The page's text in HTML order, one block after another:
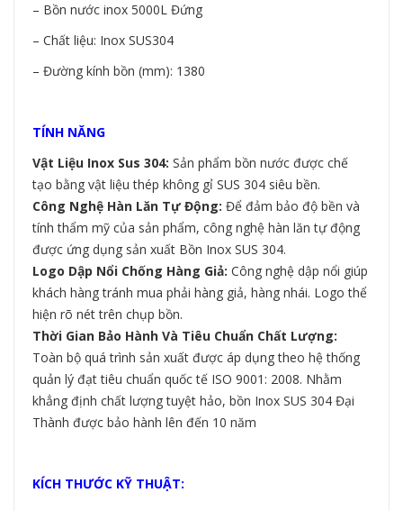
– Bồn nước inox 5000L Đứng
– Chất liệu: Inox SUS304
– Đường kính bồn (mm): 1380
TÍNH NĂNG
Vật Liệu Inox Sus 304: Sản phẩm bồn nước được chế
tạo bằng vật liệu thép không gỉ SUS 304 siêu bền.
Công Nghệ Hàn Lăn Tự Động: Để đảm bảo độ bền và
tính thẩm mỹ của sản phẩm, công nghệ hàn lăn tự động
được ứng dụng sản xuất Bồn Inox SUS 304.
Logo Dập Nổi Chống Hàng Giả: Công nghệ dập nổi giúp
khách hàng tránh mua phải hàng giả, hàng nhái. Logo thể
hiện rõ nét trên chụp bồn.
Thời Gian Bảo Hành Và Tiêu Chuẩn Chất Lượng:
Toàn bộ quá trình sản xuất được áp dụng theo hệ thống
quản lý đạt tiêu chuẩn quốc tế ISO 9001: 2008. Nhằm
khẳng định chất lượng tuyệt hảo, bồn Inox SUS 304 Đại
Thành được bảo hành lên đến 10 năm
KÍCH THƯỚC KỸ THUẬT: